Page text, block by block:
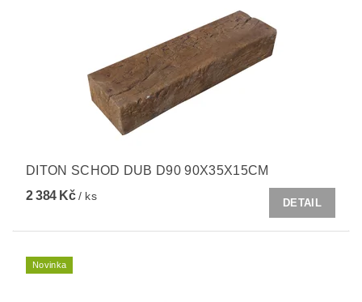
DITON SCHOD DUB D90 90X35X15CM
2 384 Kč/ ks
DETAIL
Novinka